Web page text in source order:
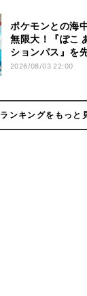
ポケモンとの海
無限大！『ぽこ
ションパス』を
2026/08/03 22:00
ランキングをもっと